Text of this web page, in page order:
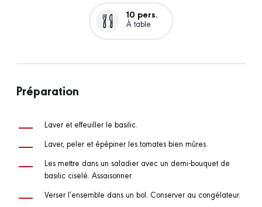
10 pers.
À table
Préparation
Laver et effeuiller le basilic.
Laver, peler et épépiner les tomates bien mûres.
Les mettre dans un saladier avec un demi-bouquet de
basilic ciselé. Assaisonner.
Verser l’ensemble dans un bol. Conserver au congélateur.